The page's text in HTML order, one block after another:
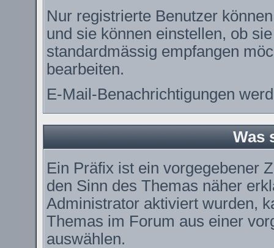
Nur registrierte Benutzer
und sie können einstellen, ob
standardmässig empfangen
bearbeiten.
E-Mail-Benachrichtigungen
Was
Ein Präfix ist ein vorgegebener
den Sinn des Themas näher
Administrator aktiviert wurden,
Themas im Forum aus einer
auswählen.